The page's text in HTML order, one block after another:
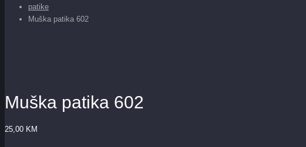
patike
Muška patika 602
Muška patika 602
25,00 KM